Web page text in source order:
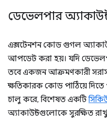
ডেভেলপার
এক্সটেনশন কোড গুগল
আপডেট করা হয়। যদি
তবে একজন আক্রমণকারী
ক্ষতিকারক কোড পাঠিয়ে দিতে
চালু করে, বিশেষত একটি
অ্যাকাউন্টগুলোকে সুরক্ষিত